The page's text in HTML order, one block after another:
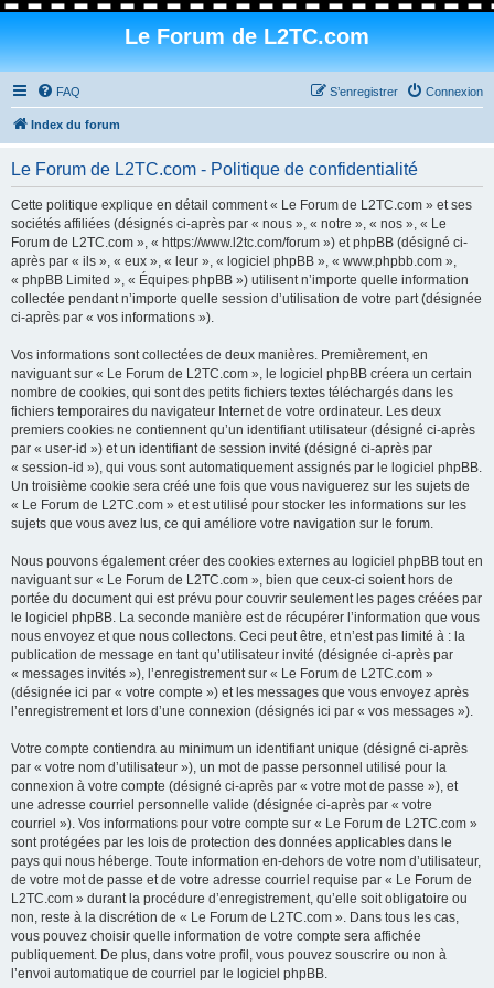
Le Forum de L2TC.com
FAQ Connexion
S’enregistrer
Index du forum
Le Forum de L2TC.com - Politique de confidentialité
Cette politique explique en détail comment « Le Forum de L2TC.com » et ses
sociétés affiliées (désignés ci-après par « nous », « notre », « nos », « Le
Forum de L2TC.com », « https://www.l2tc.com/forum ») et phpBB (désigné ci-
après par « ils », « eux », « leur », « logiciel phpBB », « www.phpbb.com »,
« phpBB Limited », « Équipes phpBB ») utilisent n’importe quelle information
collectée pendant n’importe quelle session d’utilisation de votre part (désignée
ci-après par « vos informations »).
Vos informations sont collectées de deux manières. Premièrement, en
naviguant sur « Le Forum de L2TC.com », le logiciel phpBB créera un certain
nombre de cookies, qui sont des petits fichiers textes téléchargés dans les
fichiers temporaires du navigateur Internet de votre ordinateur. Les deux
premiers cookies ne contiennent qu’un identifiant utilisateur (désigné ci-après
par « user-id ») et un identifiant de session invité (désigné ci-après par
« session-id »), qui vous sont automatiquement assignés par le logiciel phpBB.
Un troisième cookie sera créé une fois que vous naviguerez sur les sujets de
« Le Forum de L2TC.com » et est utilisé pour stocker les informations sur les
sujets que vous avez lus, ce qui améliore votre navigation sur le forum.
Nous pouvons également créer des cookies externes au logiciel phpBB tout en
naviguant sur « Le Forum de L2TC.com », bien que ceux-ci soient hors de
portée du document qui est prévu pour couvrir seulement les pages créées par
le logiciel phpBB. La seconde manière est de récupérer l’information que vous
nous envoyez et que nous collectons. Ceci peut être, et n’est pas limité à : la
publication de message en tant qu’utilisateur invité (désignée ci-après par
« messages invités »), l’enregistrement sur « Le Forum de L2TC.com »
(désignée ici par « votre compte ») et les messages que vous envoyez après
l’enregistrement et lors d’une connexion (désignés ici par « vos messages »).
Votre compte contiendra au minimum un identifiant unique (désigné ci-après
par « votre nom d’utilisateur »), un mot de passe personnel utilisé pour la
connexion à votre compte (désigné ci-après par « votre mot de passe »), et
une adresse courriel personnelle valide (désignée ci-après par « votre
courriel »). Vos informations pour votre compte sur « Le Forum de L2TC.com »
sont protégées par les lois de protection des données applicables dans le
pays qui nous héberge. Toute information en-dehors de votre nom d’utilisateur,
de votre mot de passe et de votre adresse courriel requise par « Le Forum de
L2TC.com » durant la procédure d’enregistrement, qu’elle soit obligatoire ou
non, reste à la discrétion de « Le Forum de L2TC.com ». Dans tous les cas,
vous pouvez choisir quelle information de votre compte sera affichée
publiquement. De plus, dans votre profil, vous pouvez souscrire ou non à
l’envoi automatique de courriel par le logiciel phpBB.